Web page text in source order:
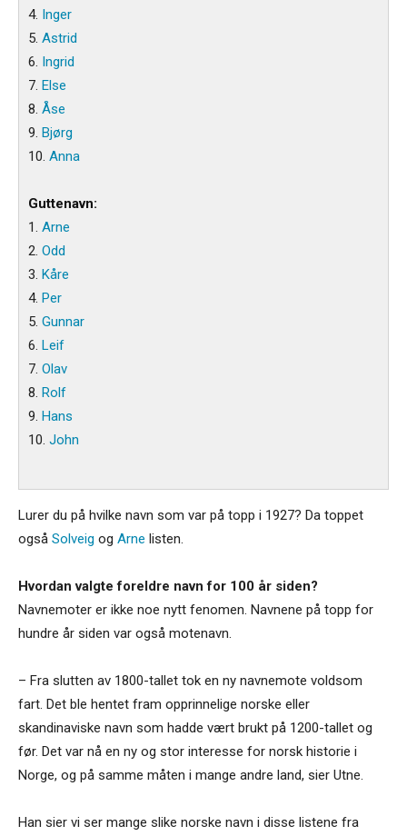
4. Inger
5. Astrid
6. Ingrid
7. Else
8. Åse
9. Bjørg
10. Anna
Guttenavn:
1. Arne
2. Odd
3. Kåre
4. Per
5. Gunnar
6. Leif
7. Olav
8. Rolf
9. Hans
10. John
Lurer du på hvilke navn som var på topp i 1927? Da toppet
også Solveig og Arne listen.
Hvordan valgte foreldre navn for 100 år siden?
Navnemoter er ikke noe nytt fenomen. Navnene på topp for
hundre år siden var også motenavn.
– Fra slutten av 1800-tallet tok en ny navnemote voldsom
fart. Det ble hentet fram opprinnelige norske eller
skandinaviske navn som hadde vært brukt på 1200-tallet og
før. Det var nå en ny og stor interesse for norsk historie i
Norge, og på samme måten i mange andre land, sier Utne.
Han sier vi ser mange slike norske navn i disse listene fra